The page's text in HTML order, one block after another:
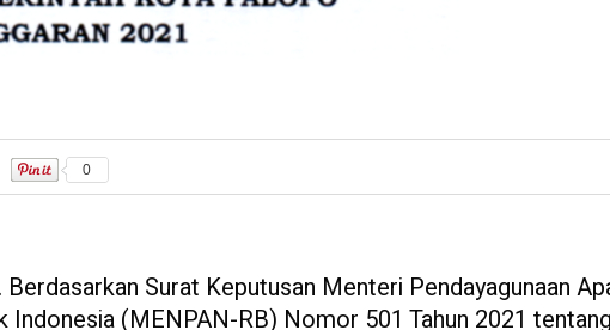
0
Surat Keputusan Menteri Pendayagunaan
Indonesia (MENPAN-RB) Nomor 501 Tahun 2021